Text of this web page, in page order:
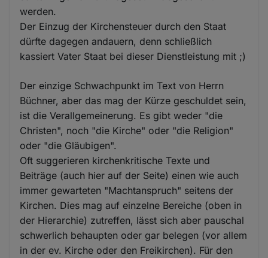
werden.
Der Einzug der Kirchensteuer durch den Staat
dürfte dagegen andauern, denn schließlich
kassiert Vater Staat bei dieser Dienstleistung mit ;)
Der einzige Schwachpunkt im Text von Herrn
Büchner, aber das mag der Kürze geschuldet sein,
ist die Verallgemeinerung. Es gibt weder "die
Christen", noch "die Kirche" oder "die Religion"
oder "die Gläubigen".
Oft suggerieren kirchenkritische Texte und
Beiträge (auch hier auf der Seite) einen wie auch
immer gewarteten "Machtanspruch" seitens der
Kirchen. Dies mag auf einzelne Bereiche (oben in
der Hierarchie) zutreffen, lässt sich aber pauschal
schwerlich behaupten oder gar belegen (vor allem
in der ev. Kirche oder den Freikirchen). Für den